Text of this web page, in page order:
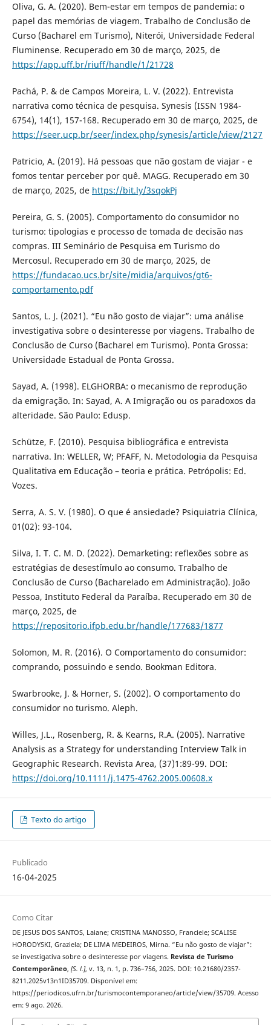
Oliva, G. A. (2020). Bem-estar em tempos de pandemia: o
papel das memórias de viagem. Trabalho de Conclusão de
Curso (Bacharel em Turismo), Niterói, Universidade Federal
Fluminense. Recuperado em 30 de março, 2025, de
https://app.uff.br/riuff/handle/1/21728
Pachá, P. & de Campos Moreira, L. V. (2022). Entrevista
narrativa como técnica de pesquisa. Synesis (ISSN 1984-
6754), 14(1), 157-168. Recuperado em 30 de março, 2025, de
https://seer.ucp.br/seer/index.php/synesis/article/view/2127
Patricio, A. (2019). Há pessoas que não gostam de viajar - e
fomos tentar perceber por quê. MAGG. Recuperado em 30
de março, 2025, de https://bit.ly/3sqokPj
Pereira, G. S. (2005). Comportamento do consumidor no
turismo: tipologias e processo de tomada de decisão nas
compras. III Seminário de Pesquisa em Turismo do
Mercosul. Recuperado em 30 de março, 2025, de
https://fundacao.ucs.br/site/midia/arquivos/gt6-
comportamento.pdf
Santos, L. J. (2021). “Eu não gosto de viajar”: uma análise
investigativa sobre o desinteresse por viagens. Trabalho de
Conclusão de Curso (Bacharel em Turismo). Ponta Grossa:
Universidade Estadual de Ponta Grossa.
Sayad, A. (1998). ELGHORBA: o mecanismo de reprodução
da emigração. In: Sayad, A. A Imigração ou os paradoxos da
alteridade. São Paulo: Edusp.
Schütze, F. (2010). Pesquisa bibliográfica e entrevista
narrativa. In: WELLER, W; PFAFF, N. Metodologia da Pesquisa
Qualitativa em Educação – teoria e prática. Petrópolis: Ed.
Vozes.
Serra, A. S. V. (1980). O que é ansiedade? Psiquiatria Clínica,
01(02): 93-104.
Silva, I. T. C. M. D. (2022). Demarketing: reflexões sobre as
estratégias de desestímulo ao consumo. Trabalho de
Conclusão de Curso (Bacharelado em Administração). João
Pessoa, Instituto Federal da Paraíba. Recuperado em 30 de
março, 2025, de
https://repositorio.ifpb.edu.br/handle/177683/1877
Solomon, M. R. (2016). O Comportamento do consumidor:
comprando, possuindo e sendo. Bookman Editora.
Swarbrooke, J. & Horner, S. (2002). O comportamento do
consumidor no turismo. Aleph.
Willes, J.L., Rosenberg, R. & Kearns, R.A. (2005). Narrative
Analysis as a Strategy for understanding Interview Talk in
Geographic Research. Revista Area, (37)1:89-99. DOI:
https://doi.org/10.1111/j.1475-4762.2005.00608.x
Texto do artigo
Publicado
16-04-2025
Como Citar
DE JESUS DOS SANTOS, Laiane; CRISTINA MANOSSO, Franciele; SCALISE
HORODYSKI, Graziela; DE LIMA MEDEIROS, Mirna. “Eu não gosto de viajar”:
se investigativa sobre o desinteresse por viagens. Revista de Turismo
Contemporâneo, [S. l.], v. 13, n. 1, p. 736–756, 2025. DOI: 10.21680/2357-
8211.2025v13n1ID35709. Disponível em:
https://periodicos.ufrn.br/turismocontemporaneo/article/view/35709. Acesso
em: 9 ago. 2026.